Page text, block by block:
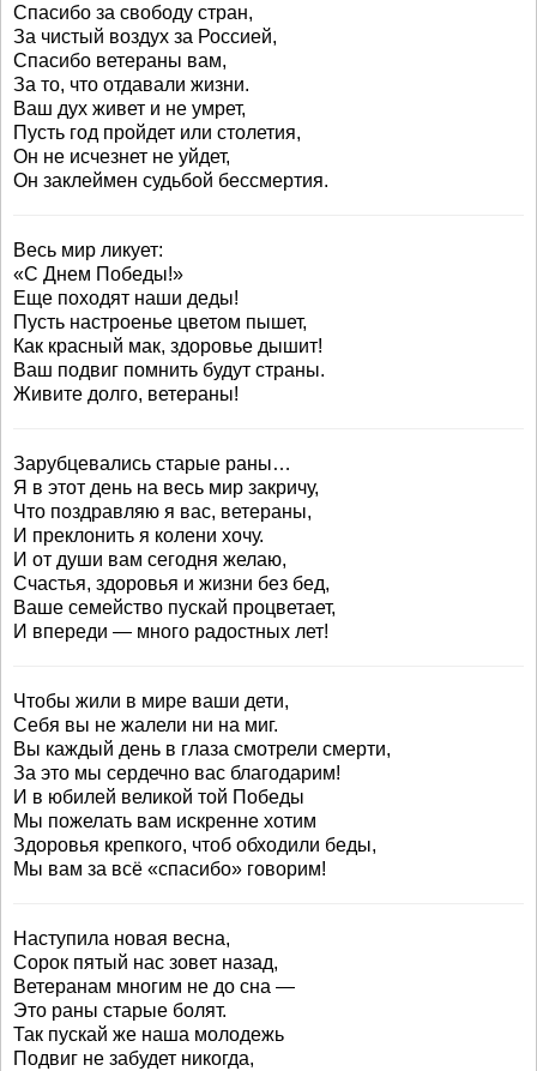
Спасибо за свободу стран,
За чистый воздух за Россией,
Спасибо ветераны вам,
За то, что отдавали жизни.
Ваш дух живет и не умрет,
Пусть год пройдет или столетия,
Он не исчезнет не уйдет,
Он заклеймен судьбой бессмертия.
Весь мир ликует:
«С Днем Победы!»
Еще походят наши деды!
Пусть настроенье цветом пышет,
Как красный мак, здоровье дышит!
Ваш подвиг помнить будут страны.
Живите долго, ветераны!
Зарубцевались старые раны…
Я в этот день на весь мир закричу,
Что поздравляю я вас, ветераны,
И преклонить я колени хочу.
И от души вам сегодня желаю,
Счастья, здоровья и жизни без бед,
Ваше семейство пускай процветает,
И впереди — много радостных лет!
Чтобы жили в мире ваши дети,
Себя вы не жалели ни на миг.
Вы каждый день в глаза смотрели смерти,
За это мы сердечно вас благодарим!
И в юбилей великой той Победы
Мы пожелать вам искренне хотим
Здоровья крепкого, чтоб обходили беды,
Мы вам за всё «спасибо» говорим!
Наступила новая весна,
Сорок пятый нас зовет назад,
Ветеранам многим не до сна —
Это раны старые болят.
Так пускай же наша молодежь
Подвиг не забудет никогда,